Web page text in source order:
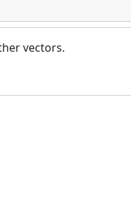
vectors.